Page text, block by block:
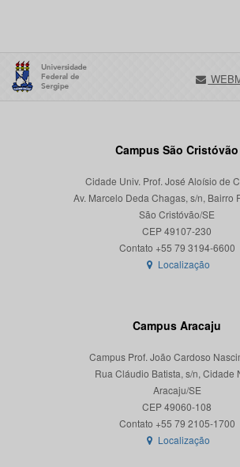
Campus São Cristóvão
Cidade Univ. Prof. José Aloísio de
Av. Marcelo Deda Chagas, s/n, Bairro
São Cristóvão/SE
CEP 49107-230
Localização
Campus Aracaju
Campus Prof. João Cardoso
Rua Cláudio Batista, s/n, Cidade
Aracaju/SE
CEP 49060-108
Localização